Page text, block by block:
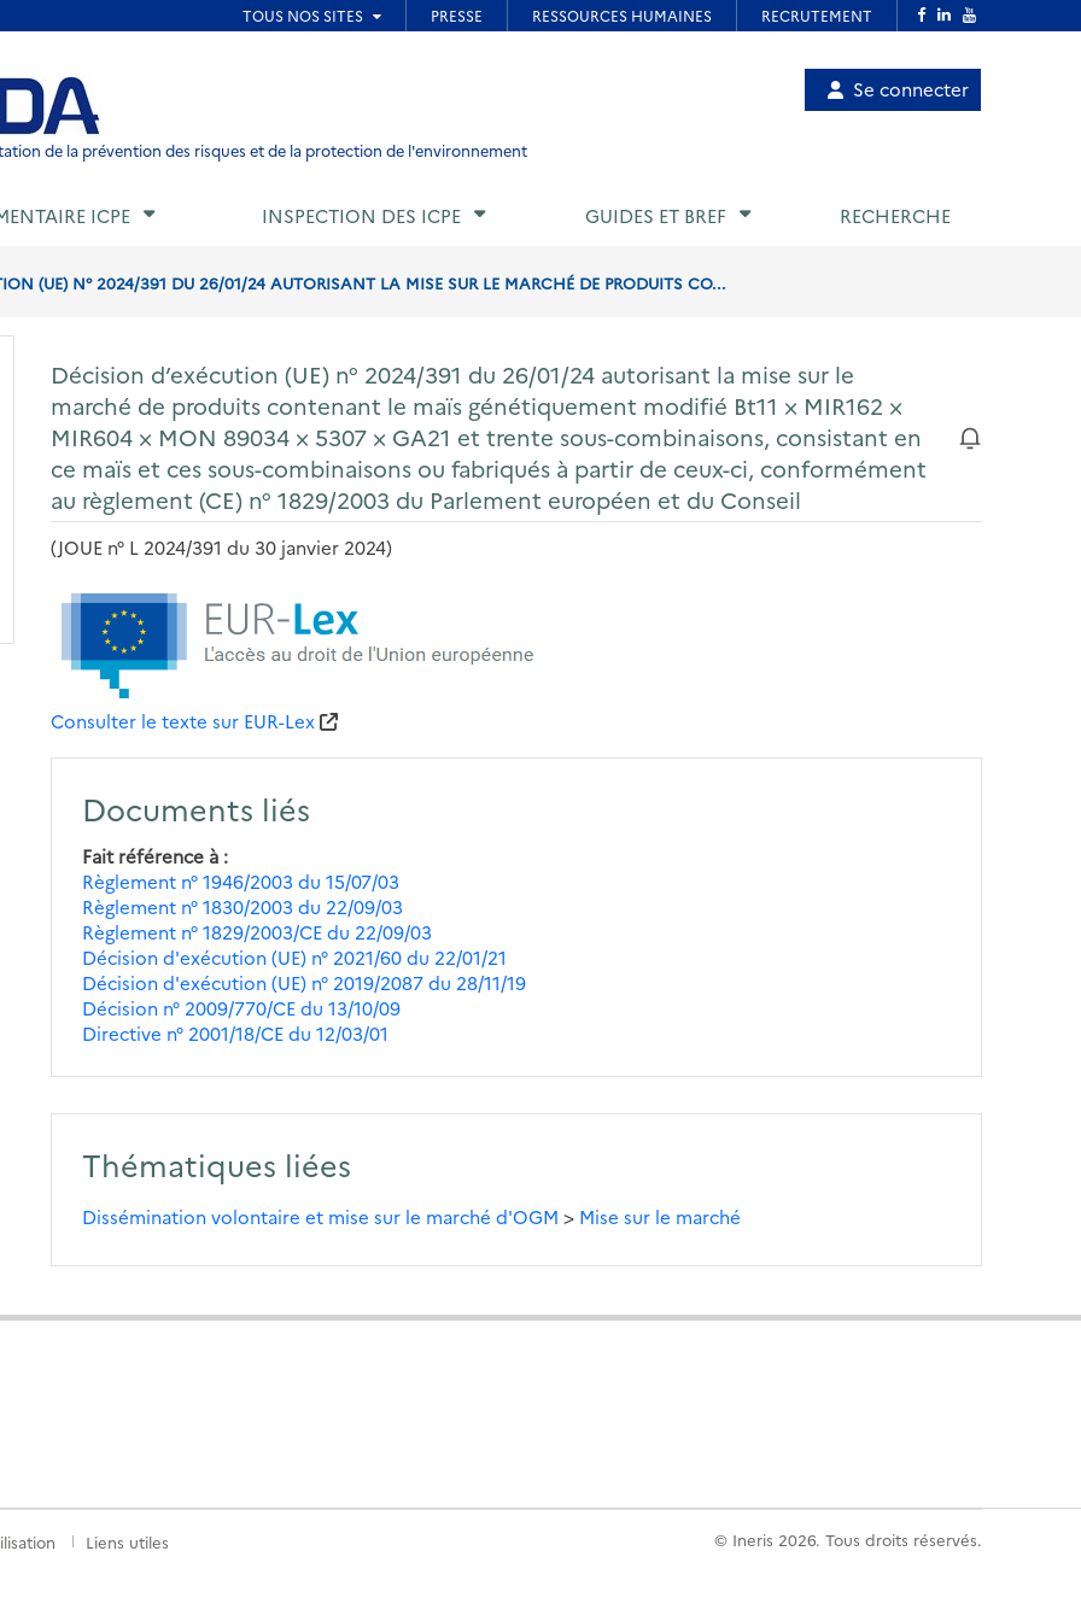
de page
de la prévention des risques et de la protection de l'environnement
Menu
utilisateur
Se connecter
ICPE INSPECTION DES ICPE GUIDES ET BREF RECHERCHE
(UE) N° 2024/391 DU 26/01/24 AUTORISANT LA MISE SUR LE MARCHÉ DE PRODUITS CO...
Décision d’exécution (UE) n° 2024/391 du 26/01/24 autorisant la mise sur le
marché de produits contenant le maïs génétiquement modifié Bt11 × MIR162 ×
MIR604 × MON 89034 × 5307 × GA21 et trente sous-combinaisons, consistant en
ce maïs et ces sous-combinaisons ou fabriqués à partir de ceux-ci, conformément
au règlement (CE) n° 1829/2003 du Parlement européen et du Conseil
(JOUE n° L 2024/391 du 30 janvier 2024)
Consulter le texte sur EUR-Lex
Documents liés
Fait référence à
Règlement n° 1946/2003 du 15/07/03
Règlement n° 1830/2003 du 22/09/03
Règlement n° 1829/2003/CE du 22/09/03
Décision d'exécution (UE) n° 2021/60 du 22/01/21
Décision d'exécution (UE) n° 2019/2087 du 28/11/19
Décision n° 2009/770/CE du 13/10/09
Directive n° 2001/18/CE du 12/03/01
Thématiques liées
Dissémination volontaire et mise sur le marché d'OGM > Mise sur le marché
Liens utiles © Ineris 2026. Tous droits réservés.